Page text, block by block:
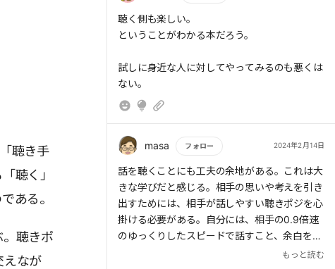
聴き手
聴く」
ある。
聴きポ
えなが
もっと読む
聴く側も楽しい。
ということがわかる本だろう。
試しに身近な人に対してやってみるのも悪くは
ない。
masa フォロー 2024年2月14日
もっと読む
話を聴くことにも工夫の余地がある。これは大
きな学びだと感じる。相手の思いや考えを引き
出すためには、相手が話しやすい聴きポジを心
掛ける必要がある。自分には、相手の0.9倍速
のゆっくりしたスピードで話すこと、余白をと
って話すこと、が参考になった。思い返せば何
もっと読む